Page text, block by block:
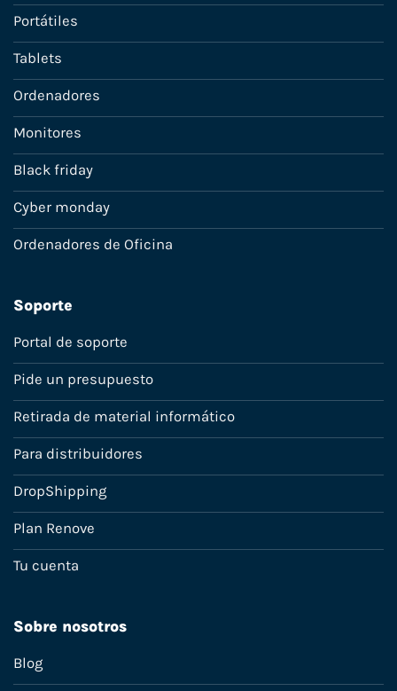
Portátiles
Tablets
Ordenadores
Monitores
Black friday
Cyber monday
Ordenadores de Oficina
Soporte
Portal de soporte
Pide un presupuesto
Retirada de material informático
Para distribuidores
DropShipping
Plan Renove
Tu cuenta
Sobre nosotros
Blog